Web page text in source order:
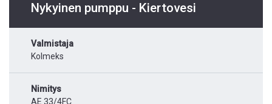
Nykyinen pumppu - Kiertovesi
Valmistaja
Kolmeks
Nimitys
AE 33/4FC